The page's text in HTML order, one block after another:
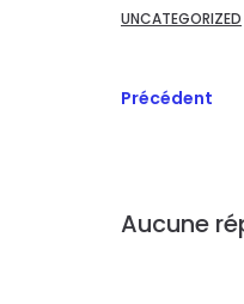
UNCATEGORIZED
Précédent
Aucune